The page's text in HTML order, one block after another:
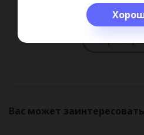
Вас может